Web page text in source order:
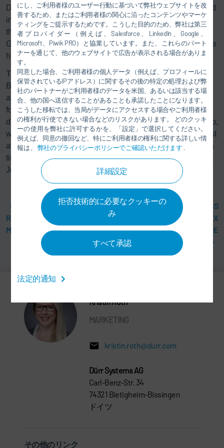
にし、ご利用者様のユーザー行動に基づいて弊社ウェブサイトを改
善するため、またはご利用者様の関心に沿ったコンテンツやマーケ
ティングをご提示するためです。こうした目的のため、弊社は第三
者プロバイダー（例えば、Salesforce、LinkedIn、Google、
Microsoft、Piwik PRO）と協業しています。また、これらのパート
ナーを通じて、他のウェブサイトで広告が表示される場合がありま
す。
同意した場合、ご利用者様の個人データ（例えば、プロフィールに
保管されているIPアドレス）に関するその後の特定の処理および弊
社のパートナーがご利用者様のデータを米国、あるいは該当する場
合、他の国へ送信することがあることも承諾したことになります。
こうした移転では、当局がデータにアクセスする場合やご利用者様
の権利が行使できない場合などのリスクがあります。 どのクッキ
ーの使用を弊社に許可するかを、「設定」で選択してください。
例えば、同意の撤回など、特にご利用者様の権利に関する詳しい情
報は、 弊社のプライバシーポリシーでご確認いただけます .
詳細設定
拒否技術的に必要なクッキーの
み
すべて承認
法定的通知
Dr. Jochen Weyrauch, CEO of Dürr AG, accepted the award
in Munich: “Every good innovation needs good partners on
the customer side who can see the potential. The BMW
Group is such a partner. With the overspray-free process we
have revolutionized series painting together.”
This is the second time Dürr has been presented with the
BMW Group Supplier Innovation Award. The mechanical
and plant engineering firm first received the award in 2011
for its energy-efficientEcoDryScrubber technology for the
dry separation of overspray. “Now, with theEco
PaintJet Pro,
we have achieved another giant leap in innovation: The first
award was about better overspray separation, whereas this
time we have eliminated the overspray altogether,” says Dr.
Jochen Weyrauch.
ECOPUMP2 VP
REQUIRES LESS
MAINTENANCE
BROWN COUNTY ORGANICS
RELIES ON DÜRR’S SORPT.X
SB TECHNOLOGY TO CREATE
PURE BIOGAS
Kristin Roth
MARKETING
kristin.roth@durr.com
Dürr Systems AG
Carl-Benz-Str. 34
74321 Bietigheim-Bissingen
ドイツ
その他のリンク